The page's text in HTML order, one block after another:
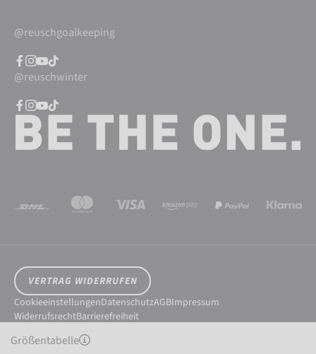
Größentabelle
@reuschgoalkeeping
@reuschwinter
VERTRAG WIDERRUFEN
CookieeinstellungenDatenschutzAGBImpressum
WiderrufsrechtBarrierefreiheit
© 2026 Reusch International SpA - AG